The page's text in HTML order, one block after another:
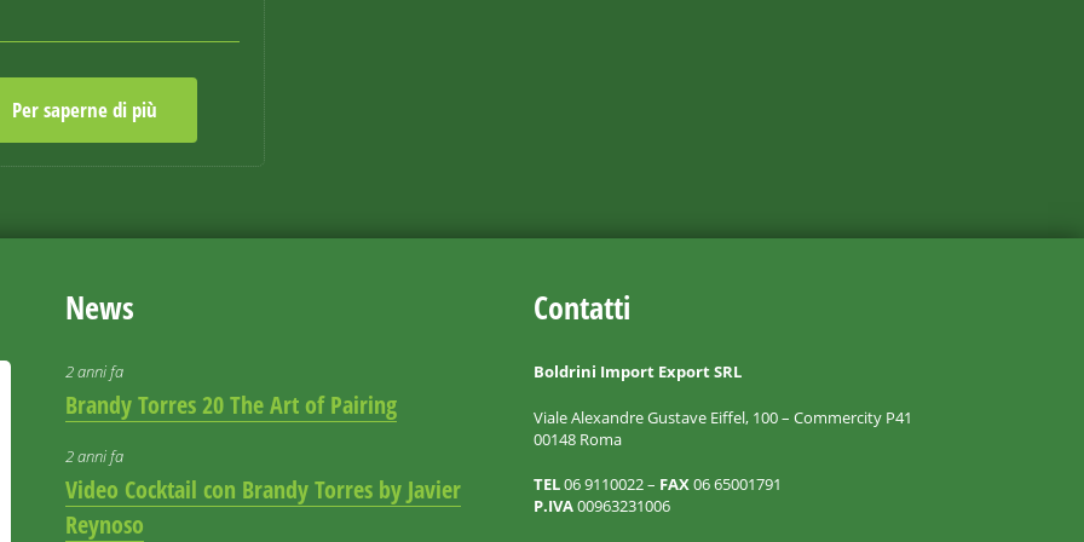
Per saperne di più
News
2 anni fa
Brandy Torres 20 The Art of Pairing
2 anni fa
Video Cocktail con Brandy Torres by Javier
Reynoso
Contatti
Boldrini Import Export SRL
Viale Alexandre Gustave Eiffel, 100 – Commercity P41
00148 Roma
TEL06 9110022 – FAX06 65001791
P.IVA00963231006